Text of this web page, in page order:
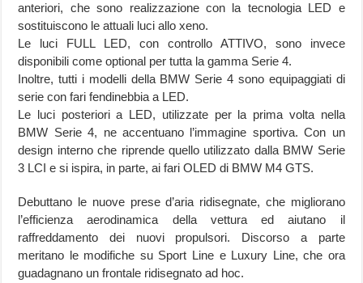
anteriori, che sono realizzazione con la tecnologia LED e
sostituiscono le attuali luci allo xeno.
Le luci FULL LED, con controllo ATTIVO, sono invece
disponibili come optional per tutta la gamma Serie 4.
Inoltre, tutti i modelli della BMW Serie 4 sono equipaggiati di
serie con fari fendinebbia a LED.
Le luci posteriori a LED, utilizzate per la prima volta nella
BMW Serie 4, ne accentuano l’immagine sportiva. Con un
design interno che riprende quello utilizzato dalla BMW Serie
3 LCI e si ispira, in parte, ai fari OLED di BMW M4 GTS.
Debuttano le nuove prese d’aria ridisegnate, che migliorano
l’efficienza aerodinamica della vettura ed aiutano il
raffreddamento dei nuovi propulsori. Discorso a parte
meritano le modifiche su Sport Line e Luxury Line, che ora
guadagnano un frontale ridisegnato ad hoc.